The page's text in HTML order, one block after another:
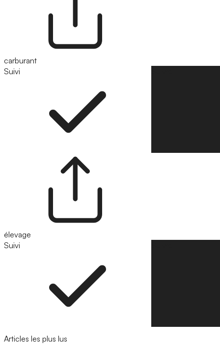
carburant
Suivi
élevage
Suivi
Articles les plus lus